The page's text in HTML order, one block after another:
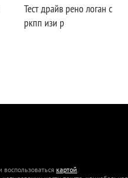
Тест драйв рено логан с
ркпп изи р
картой.